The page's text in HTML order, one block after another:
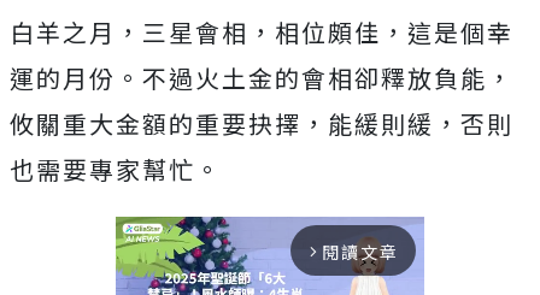
白羊之月，三星會相，相位頗佳，這是個幸
運的月份。不過火土金的會相卻釋放負能，
攸關重大金額的重要抉擇，能緩則緩，否則
也需要專家幫忙。
arrow_forward_ios 閱讀文章